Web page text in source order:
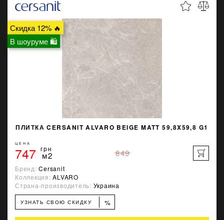
Скидка 12% 🔥
В шоуруме 🛍
ПЛИТКА CERSANIT ALVARO BEIGE MATT 59,8X59,8 G1
ЦЕНА
747 грн
м2 849
Бренд:Cersanit
Коллекция:ALVARO
Страна-производитель: Украина
УЗНАТЬ СВОЮ СКИДКУ %